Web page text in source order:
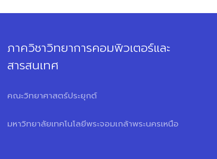
ภาควิชาวิทยาการคอมพิวเตอร์และ
สารสนเทศ
คณะวิทยาศาสตร์ประยุกต์
มหาวิทยาลัยเทคโนโลยีพระจอมเกล้าพระนครเหนือ